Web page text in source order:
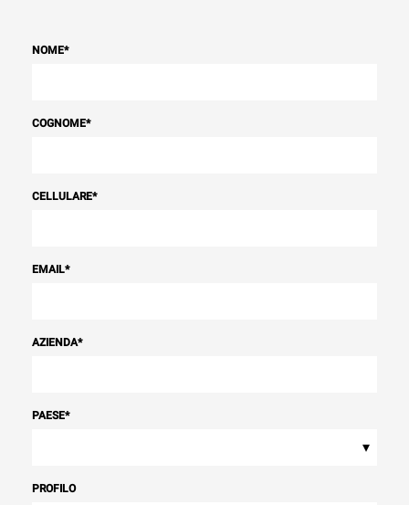
NOME*
COGNOME*
CELLULARE*
EMAIL*
AZIENDA*
PAESE*
▾
PROFILO